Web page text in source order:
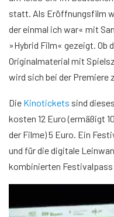
statt. Als Eröffnungsfilm
der einmal ich war« mit
»Hybrid Film« gezeigt. Ob
Originalmaterial mit
wird sich bei der Premiere
Die Kinotickets sind
kosten 12 Euro (ermäßigt
der Filme) 5 Euro. Ein
und für die digitale
kombinierten Festivalpass